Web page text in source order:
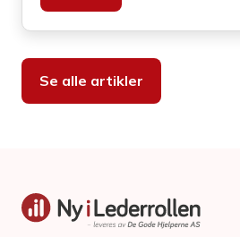
lederstil som er såkalt «pain
langt for å unngå å gi
Se alle artikler